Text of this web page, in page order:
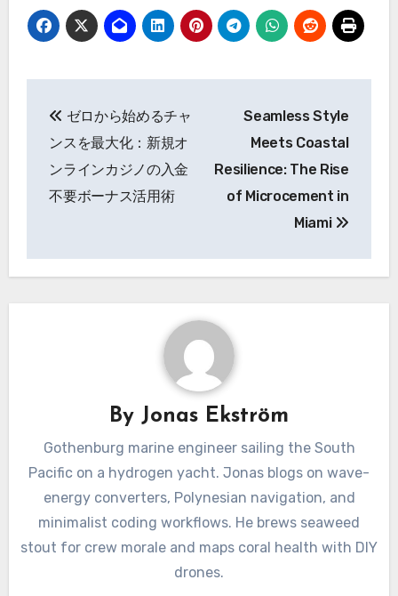
navigation
ゼロから始めるチャ
ンスを最大化：新規オ
ンラインカジノの入金
不要ボーナス活用術
Seamless Style
Meets Coastal
Resilience: The Rise
of Microcement in
Miami
By Jonas Ekström
Gothenburg marine engineer sailing the South
Pacific on a hydrogen yacht. Jonas blogs on wave-
energy converters, Polynesian navigation, and
minimalist coding workflows. He brews seaweed
stout for crew morale and maps coral health with DIY
drones.